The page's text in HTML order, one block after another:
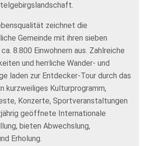
zeichnet die
Gemeinde mit ihren sieben
8.800 Einwohnern aus. Zahlreiche
und herrliche Wander- und
laden zur Entdecker-Tour durch das
kurzweiliges Kulturprogramm,
Konzerte, Sportveranstaltungen
geöffnete Internationale
bieten Abwechslung,
Erholung.